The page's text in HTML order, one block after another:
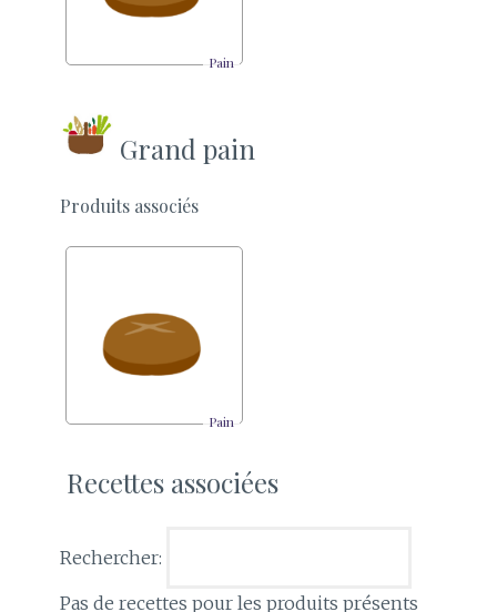
Pain
Grand pain
Produits associés
Pain
Recettes associées
Rechercher:
Pas de recettes pour les produits présents